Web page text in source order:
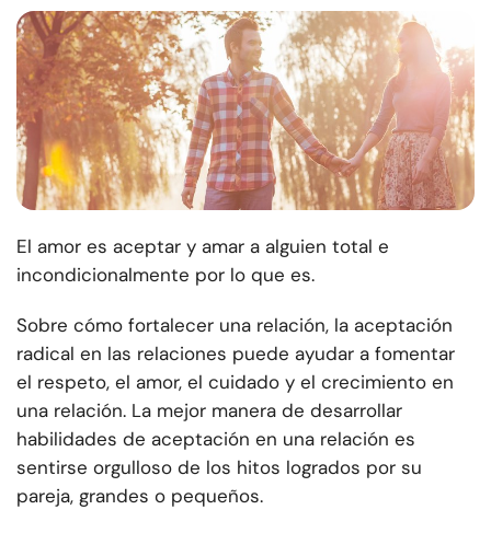
El amor es aceptar y amar a alguien total e
incondicionalmente por lo que es.
Sobre cómo fortalecer una relación, la aceptación
radical en las relaciones puede ayudar a fomentar
el respeto, el amor, el cuidado y el crecimiento en
una relación. La mejor manera de desarrollar
habilidades de aceptación en una relación es
sentirse orgulloso de los hitos logrados por su
pareja, grandes o pequeños.